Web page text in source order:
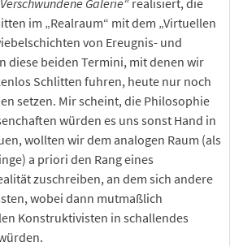
im „Realraum“ mit dem „Virtuellen
von Ereugnis- und
diese beiden Termini, mit denen wir
Schlitten fuhren, heute nur noch
setzen. Mir scheint, die Philosophie
würden es uns sonst Hand in
wollten wir dem analogen Raum (als
a priori den Rang eines
zuschreiben, an dem sich andere
wobei dann mutmaßlich
Konstruktivisten in schallendes